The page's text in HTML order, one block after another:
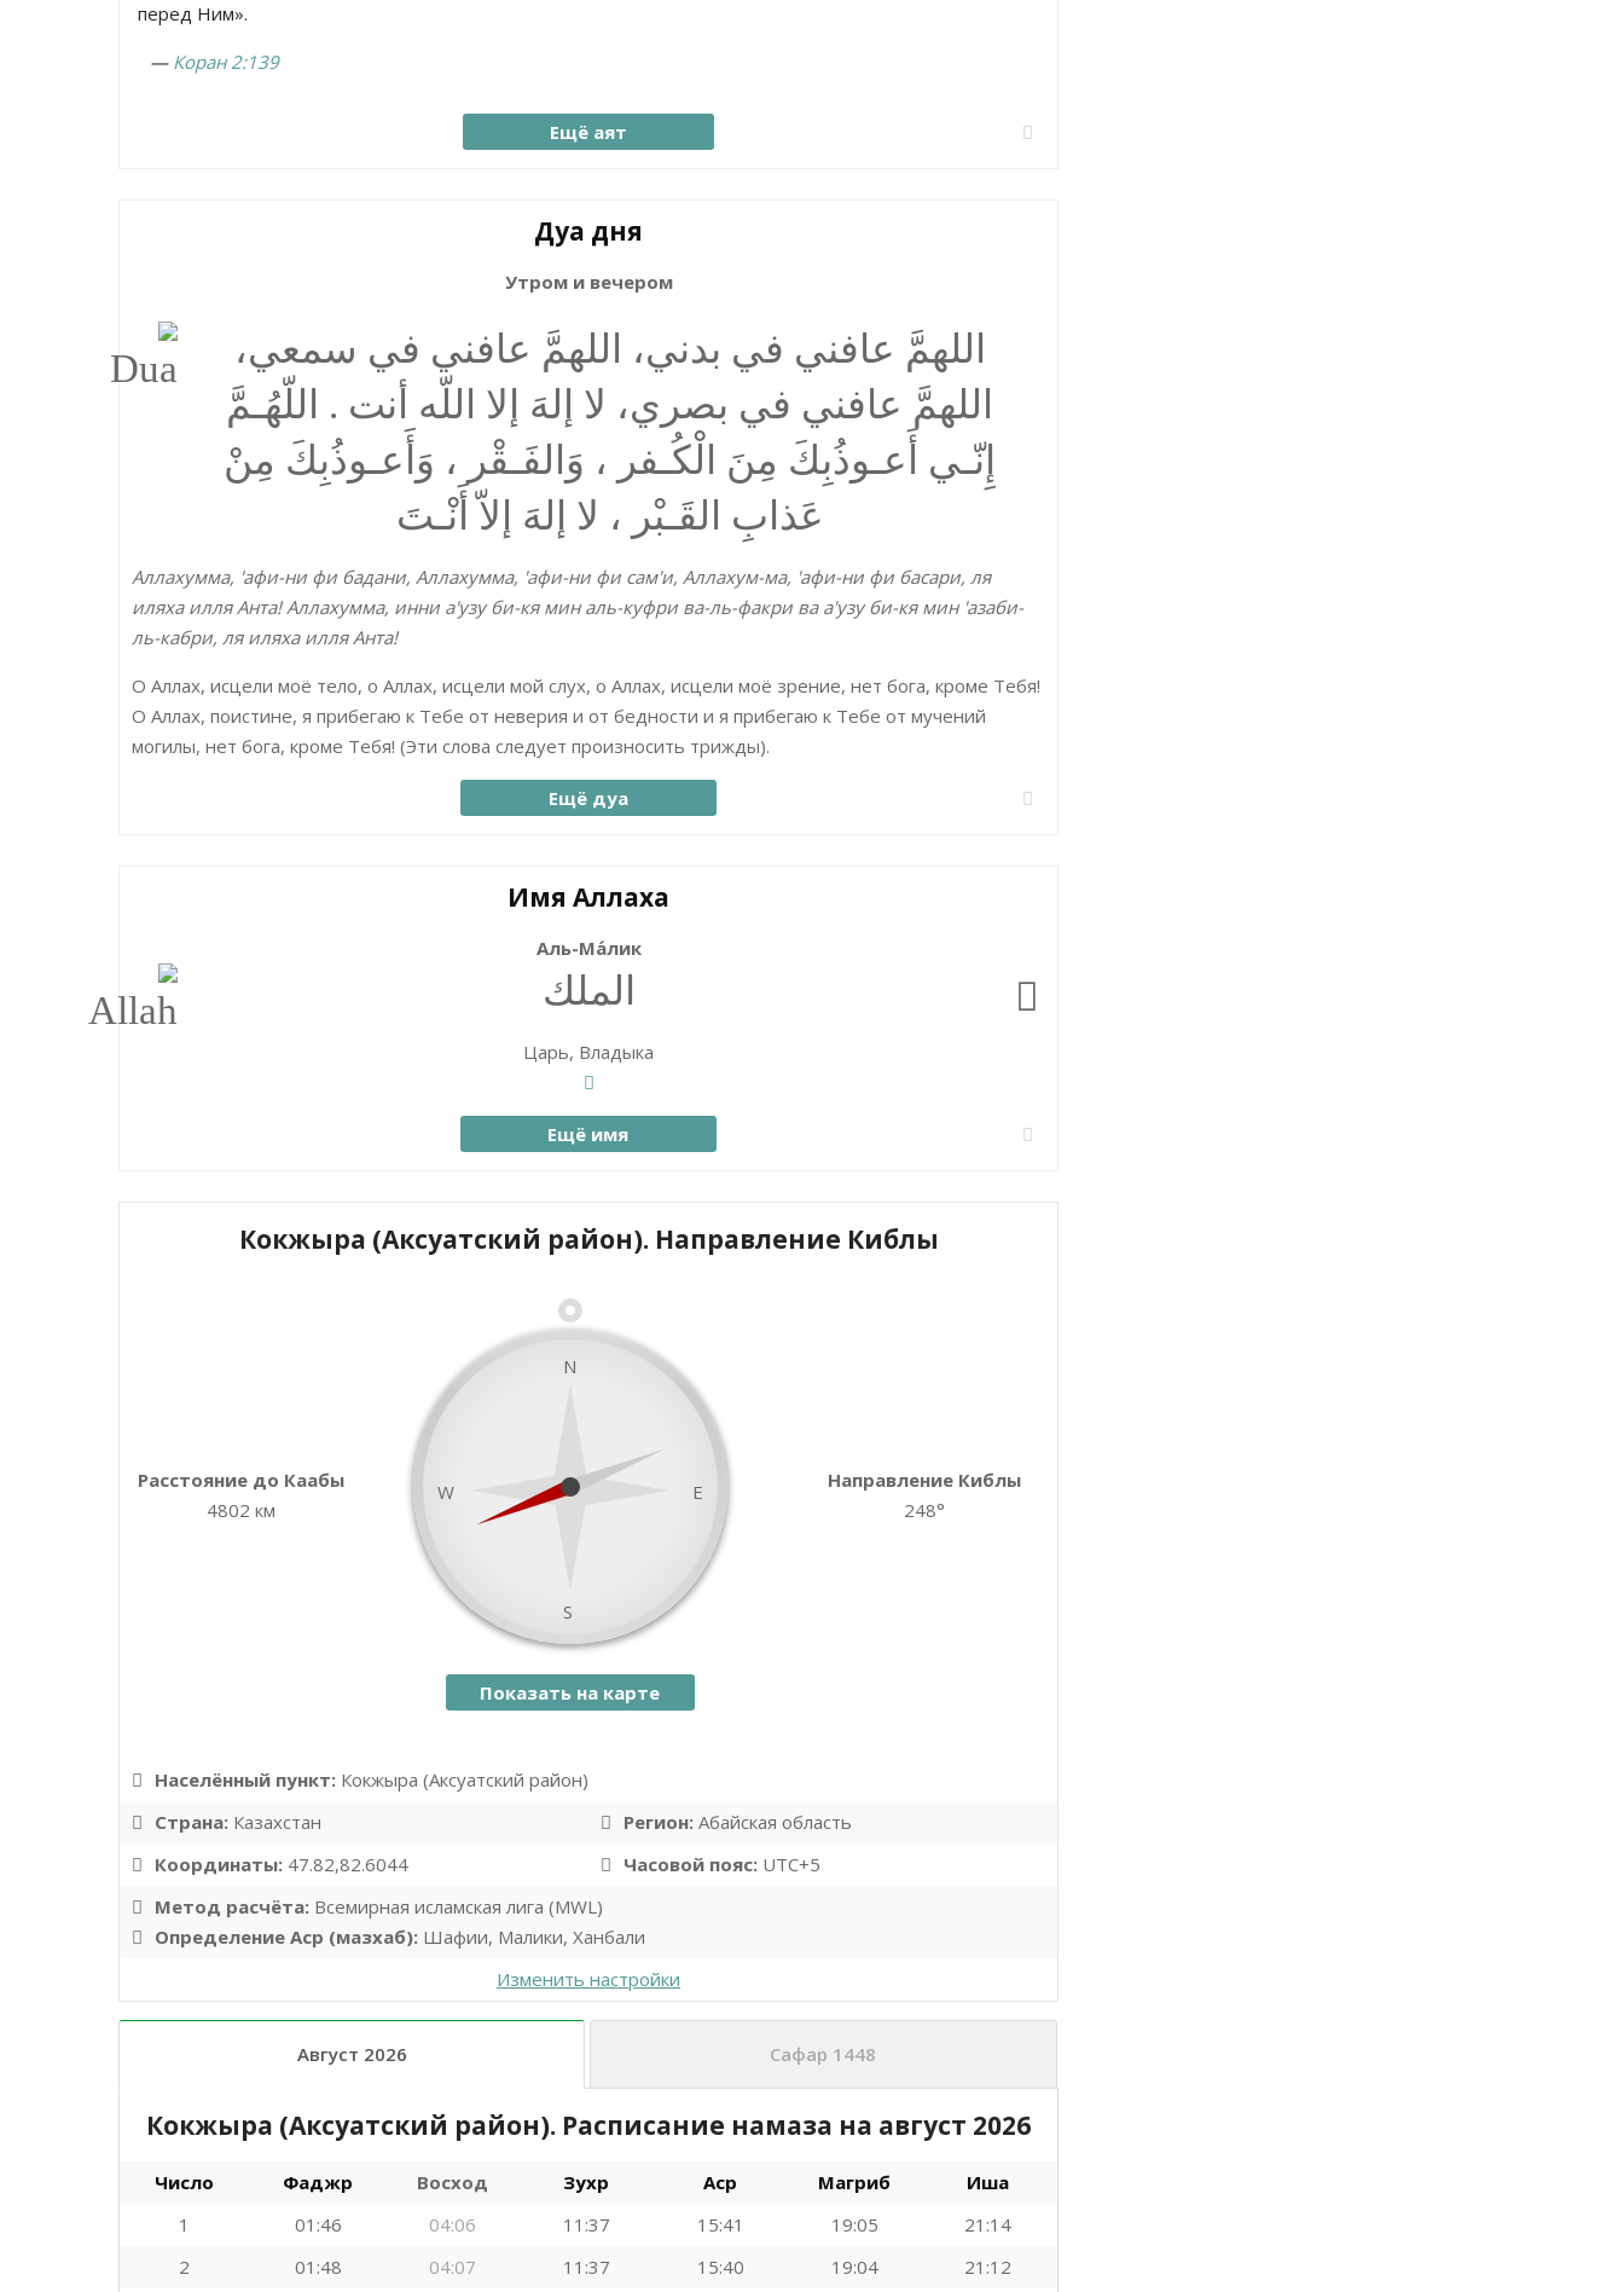
перед Ним».
— Коран 2:139
Ещё аят
Дуа дня
Утром и вечером
اللهمَّ عافني في بدني، اللهمَّ عافني في سمعي،
اللهمَّ عافني في بصري، لا إلهَ إلا اللّه أنت . اللّهُـمَّ
إِنّـي أَعـوذُبِكَ مِنَ الْكُـفر ، وَالفَـقْر ، وَأَعـوذُبِكَ مِنْ
عَذابِ القَـبْر ، لا إلهَ إلاّ أَنْـتَ
Аллахумма, 'афи-ни фи бадани, Аллахумма, 'афи-ни фи сам'и, Аллахум-ма, 'афи-ни фи басари, ля
иляха илля Анта! Аллахумма, инни а'узу би-кя мин аль-куфри ва-ль-факри ва а'узу би-кя мин 'азаби-
ль-кабри, ля иляха илля Анта!
О Аллах, исцели моё тело, о Аллах, исцели мой слух, о Аллах, исцели моё зрение, нет бога, кроме Тебя!
О Аллах, поистине, я прибегаю к Тебе от неверия и от бедности и я прибегаю к Тебе от мучений
могилы, нет бога, кроме Тебя! (Эти слова следует произносить трижды).
Ещё дуа
Имя Аллаха
Аль-Ма́лик
الملك
Царь, Владыка
Ещё имя
Кокжыра (Аксуатский район). Направление Киблы
Расстояние до Каабы
4802 км
N
E
W
S
Направление Киблы
248°
Показать на карте
Населённый пункт: Кокжыра (Аксуатский район)
Страна: Казахстан Регион: Абайская область
Координаты: 47.82,82.6044 Часовой пояс: UTC+5
Метод расчёта: Всемирная исламская лига (MWL)
Определение Аср (мазхаб): Шафии, Малики, Ханбали
Изменить настройки
Август 2026 Сафар 1448
Кокжыра (Аксуатский район). Расписание намаза на август 2026
Число Фаджр Восход Зухр Аср Магриб
Иша
1
01:46 04:06 11:37 15:41 19:05
21:14
2
01:48 04:07 11:37 15:40 19:04 21:12